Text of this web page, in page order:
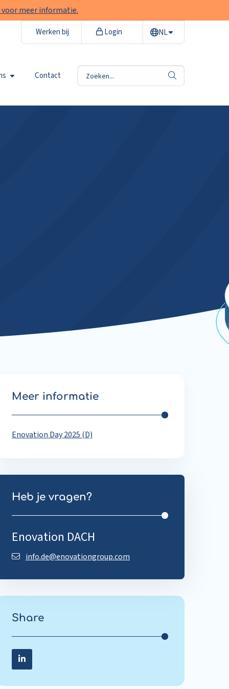
meer informatie.
Contact
zoek
Werken bij Login NL
Meer informatie
Enovation Day 2025 (D)
Heb je vragen?
Enovation DACH
info.de@enovationgroup.com
Share
Share on LinkedIn
Share